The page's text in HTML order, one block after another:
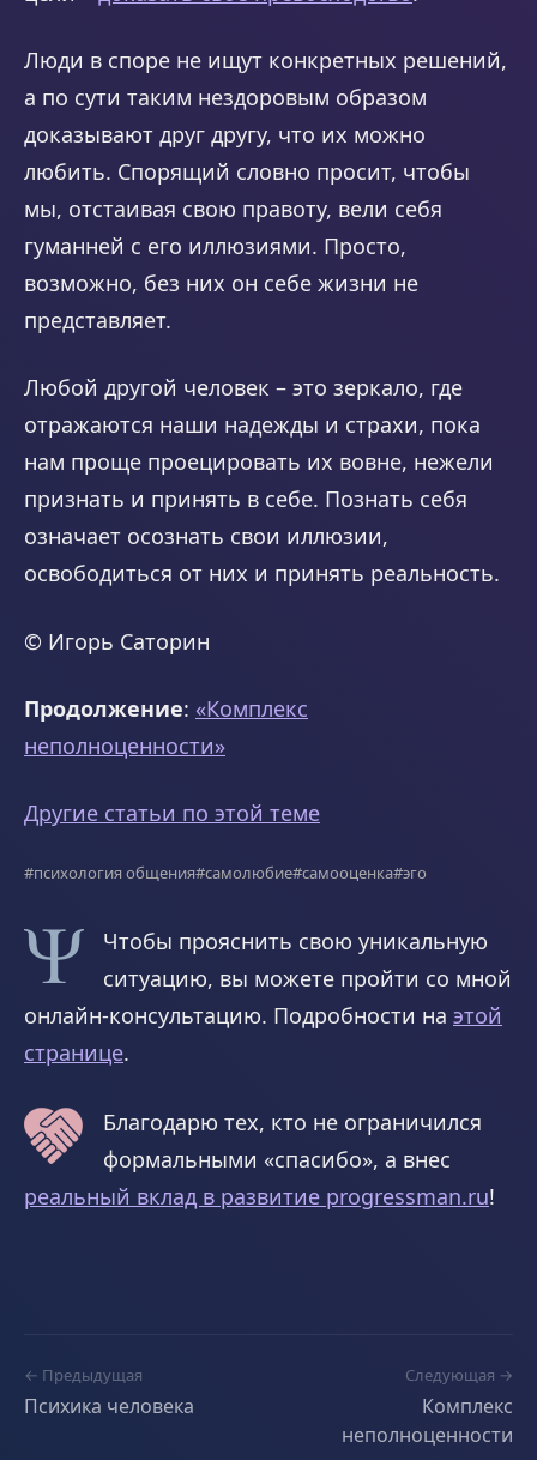
Люди в споре не ищут конкретных решений,
а по сути таким нездоровым образом
доказывают друг другу, что их можно
любить. Спорящий словно просит, чтобы
мы, отстаивая свою правоту, вели себя
гуманней с его иллюзиями. Просто,
возможно, без них он себе жизни не
представляет.
Любой другой человек – это зеркало, где
отражаются наши надежды и страхи, пока
нам проще проецировать их вовне, нежели
признать и принять в себе. Познать себя
означает осознать свои иллюзии,
освободиться от них и принять реальность.
© Игорь Саторин
Продолжение: «Комплекс
неполноценности»
Другие статьи по этой теме
#психология общения#самолюбие#самооценка#эго
Чтобы прояснить свою уникальную
ситуацию, вы можете пройти со мной
онлайн-консультацию. Подробности на этой
странице.
Благодарю тех, кто не ограничился
формальными «спасибо», а внес
реальный вклад в развитие progressman.ru!
← Предыдущая
Психика человека
Следующая →
Комплекс
неполноценности